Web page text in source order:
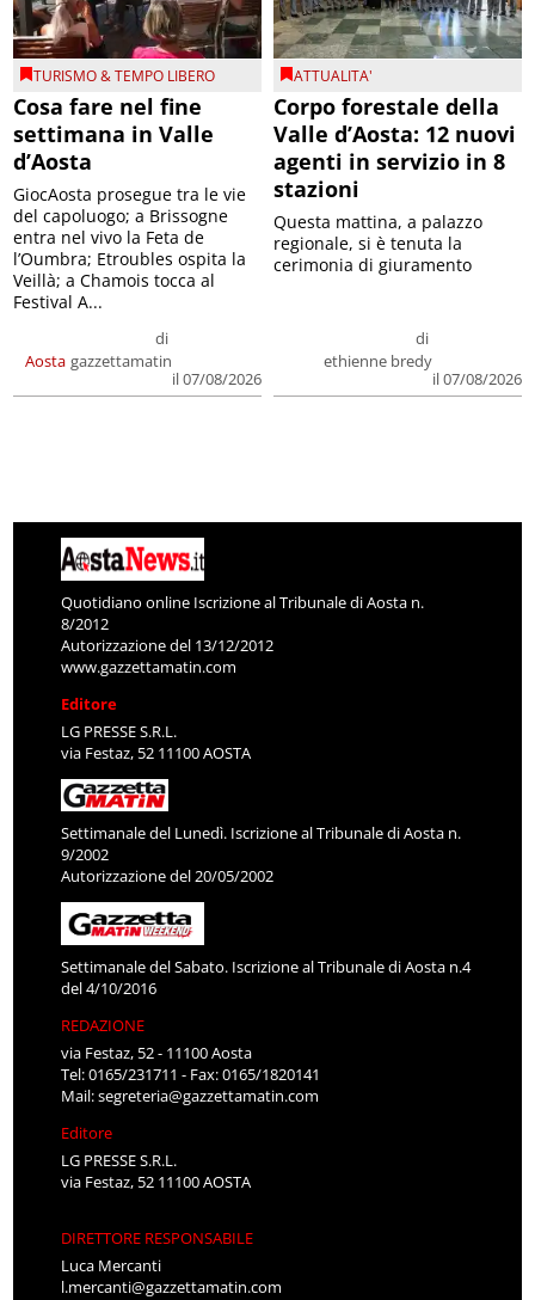
TURISMO & TEMPO LIBERO
Cosa fare nel fine
settimana in Valle
d’Aosta
Aosta
di
gazzettamatin
il 07/08/2026
GiocAosta prosegue tra le vie
del capoluogo; a Brissogne
entra nel vivo la Feta de
l’Oumbra; Etroubles ospita la
Veillà; a Chamois tocca al
Festival A...
ATTUALITA'
Corpo forestale della
Valle d’Aosta: 12 nuovi
agenti in servizio in 8
stazioni
di
ethienne bredy
il 07/08/2026
Questa mattina, a palazzo
regionale, si è tenuta la
cerimonia di giuramento
Quotidiano online Iscrizione al Tribunale di Aosta n.
8/2012
Autorizzazione del 13/12/2012
www.gazzettamatin.com
Editore
LG PRESSE S.R.L.
via Festaz, 52 11100 AOSTA
Settimanale del Lunedì. Iscrizione al Tribunale di Aosta n.
9/2002
Autorizzazione del 20/05/2002
Settimanale del Sabato. Iscrizione al Tribunale di Aosta n.4
del 4/10/2016
REDAZIONE
via Festaz, 52 - 11100 Aosta
Tel: 0165/231711 - Fax: 0165/1820141
Mail:segreteria@gazzettamatin.com
Editore
LG PRESSE S.R.L.
via Festaz, 52 11100 AOSTA
DIRETTORE RESPONSABILE
Luca Mercanti
l.mercanti@gazzettamatin.com